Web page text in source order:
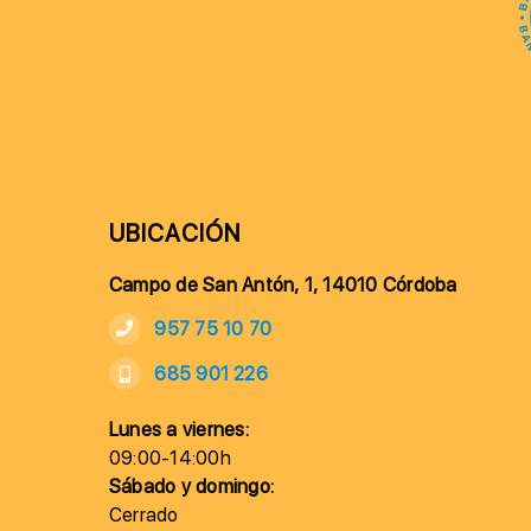
UBICACIÓN
Campo de San Antón, 1, 14010 Córdoba
957 75 10 70
685 901 226
Lunes a viernes:
09:00-14:00h
Sábado y domingo:
Cerrado